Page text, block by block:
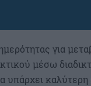
για
μέσω
υπάρχει